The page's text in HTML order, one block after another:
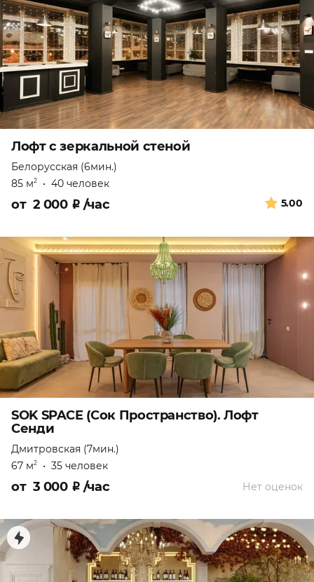
Лофт с зеркальной стеной
Белорусская (6мин.)
85 м2 • 40 человек
5.00
от 2 000 ₽ /час
SOK SPACE (Сок Пространство). Лофт
Сенди
Дмитровская (7мин.)
67 м2 • 35 человек
Нет оценок
от 3 000 ₽ /час